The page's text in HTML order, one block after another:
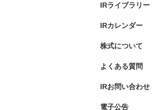
IRライブラリー
IRカレンダー
株式について
よくある質問
IRお問い合わせ
電子公告